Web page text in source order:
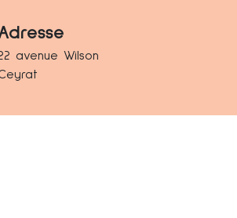
avenue Wilson